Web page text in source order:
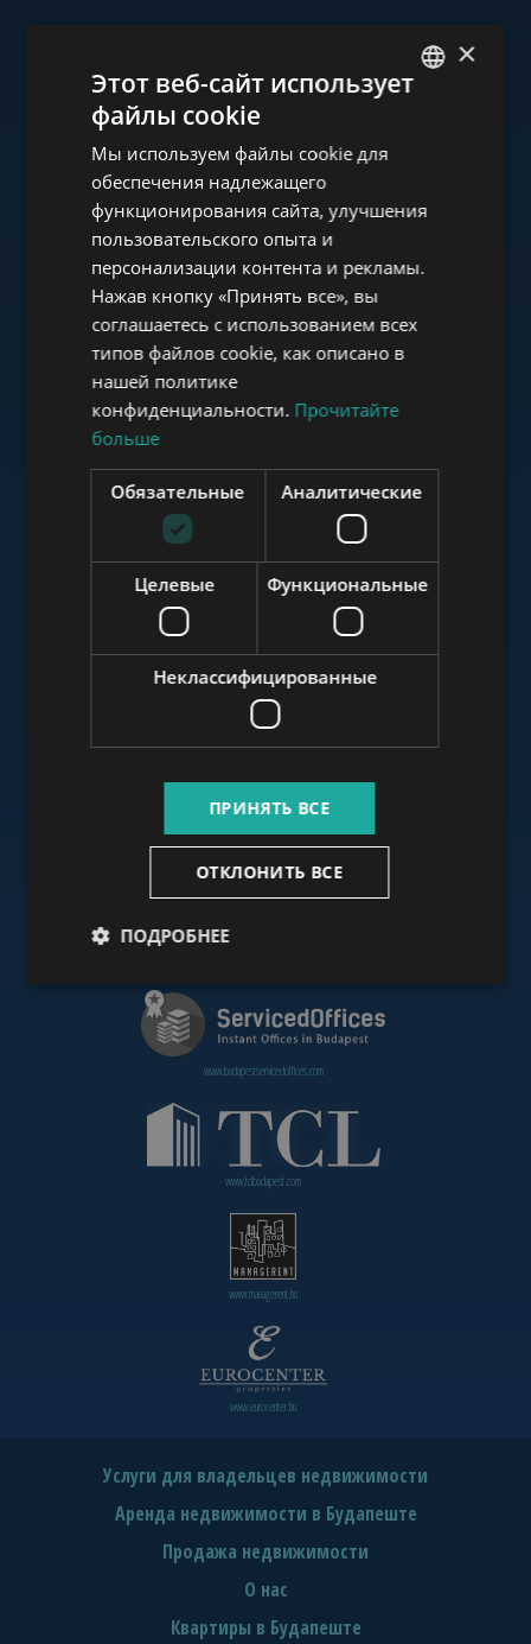
Ознакомьтесь с нашим
портфолио
www.tower-investments.com
www.budapestoffices.net
www.budapestpropertysellers.com
www.budapestservicedoffices.com
www.tclbudapest.com
www.managerent.hu
www.eurocenter.hu
Услуги для владельцев недвижимости
Аренда недвижимости в Будапеште
Продажа недвижимости
О нас
Квартиры в Будапеште
HUNGARIAN
ITALIAN
SPANISH
RUSSIAN
×
Этот веб-сайт использует
файлы cookie
Мы используем файлы cookie для
обеспечения надлежащего
функционирования сайта, улучшения
пользовательского опыта и
персонализации контента и рекламы.
Нажав кнопку «Принять все», вы
соглашаетесь с использованием всех
типов файлов cookie, как описано в
нашей политике
конфиденциальности. Прочитайте
больше
Обязательные Аналитические
Целевые Функциональные
Неклассифицированные
ПРИНЯТЬ ВСЕ
ОТКЛОНИТЬ ВСЕ
ПОДРОБНЕЕ